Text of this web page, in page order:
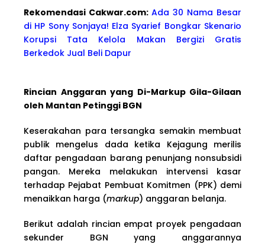
Rekomendasi Cakwar.com: Ada 30 Nama Besar
di HP Sony Sonjaya! Elza Syarief Bongkar Skenario
Korupsi Tata Kelola Makan Bergizi Gratis
Berkedok Jual Beli Dapur
Rincian Anggaran yang Di-Markup Gila-Gilaan
oleh Mantan Petinggi BGN
Keserakahan para tersangka semakin membuat
publik mengelus dada ketika Kejagung merilis
daftar pengadaan barang penunjang nonsubsidi
pangan. Mereka melakukan intervensi kasar
terhadap Pejabat Pembuat Komitmen (PPK) demi
menaikkan harga (markup) anggaran belanja.
Berikut adalah rincian empat proyek pengadaan
sekunder BGN yang anggarannya